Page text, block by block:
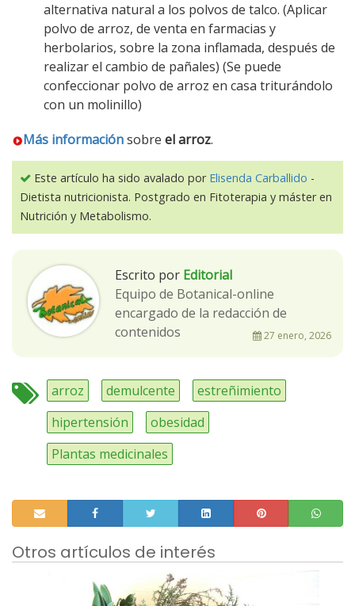
alternativa natural a los polvos de talco. (Aplicar
polvo de arroz, de venta en farmacias y
herbolarios, sobre la zona inflamada, después de
realizar el cambio de pañales) (Se puede
confeccionar polvo de arroz en casa triturándolo
con un molinillo)
Más informaciónsobre el arroz.
Este artículo ha sido avalado por Elisenda Carballido -
Dietista nutricionista. Postgrado en Fitoterapia y máster en
Nutrición y Metabolismo.
Escrito por Editorial
Equipo de Botanical-online
encargado de la redacción de
contenidos
27 enero, 2026
arroz demulcente
estreñimiento
hipertensión
obesidad
Plantas medicinales
Otros artículos de interés